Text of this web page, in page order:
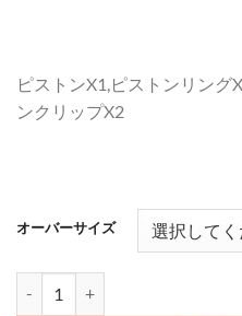
ピストンX1,ピストンリング
ンクリップX2
オーバーサイズ